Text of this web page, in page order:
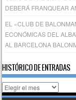
DEBERÁ FRANQUEAR
EL «CLUB DE
ECONÓMICAS DEL
AL BARCELONA
HISTÓRICO DE ENTRADAS
Histórico
de